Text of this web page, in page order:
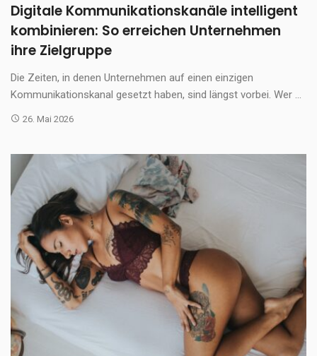
Digitale Kommunikationskanäle intelligent
kombinieren: So erreichen Unternehmen
ihre Zielgruppe
Die Zeiten, in denen Unternehmen auf einen einzigen
Kommunikationskanal gesetzt haben, sind längst vorbei. Wer ...
26. Mai 2026